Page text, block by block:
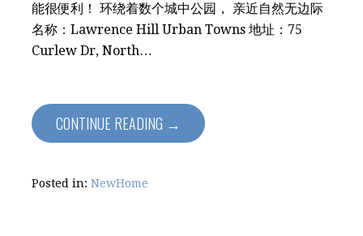
能很便利！ 环绕着数个城中公园， 亲近自然无边际
名称：Lawrence Hill Urban Towns 地址：75
Curlew Dr, North…
CONTINUE READING →
Posted in: NewHome